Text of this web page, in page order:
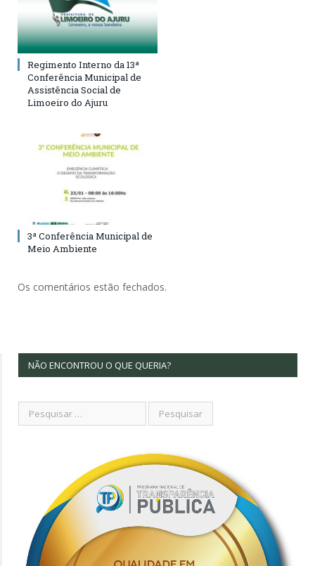
Regimento Interno da 13ª
Conferência Municipal de
Assistência Social de
Limoeiro do Ajuru
3ª Conferência Municipal de
Meio Ambiente
Os comentários estão fechados.
NÃO ENCONTROU O QUE QUERIA?